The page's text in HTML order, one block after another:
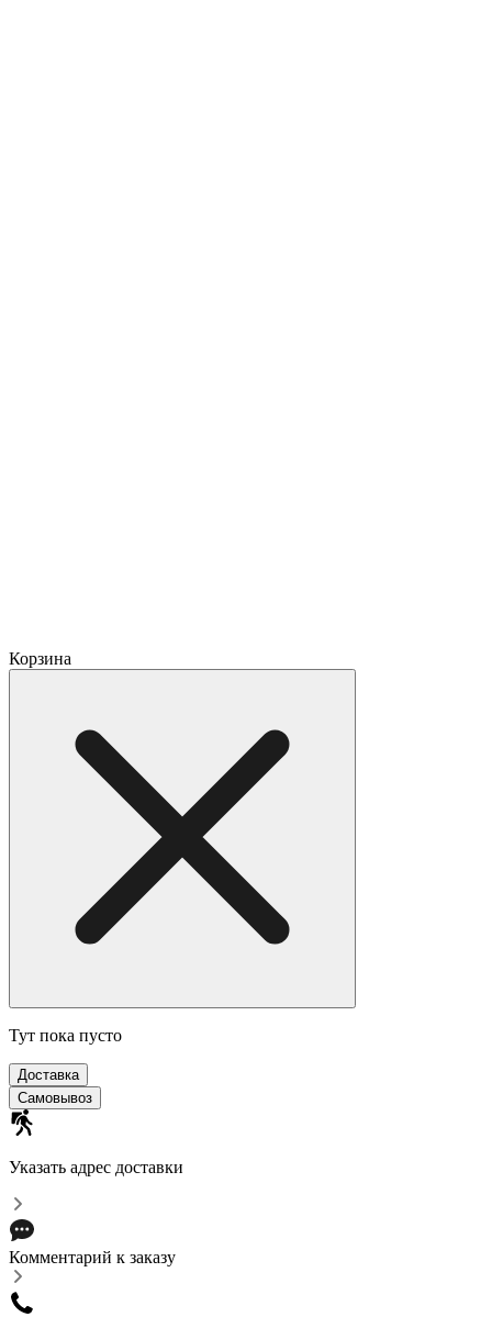
Корзина
Тут пока пусто
Доставка
Самовывоз
Указать адрес доставки
Комментарий к заказу